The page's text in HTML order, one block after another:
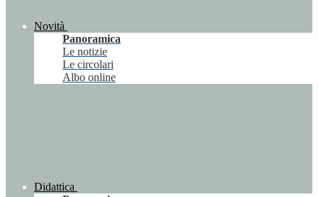
Novità
Panoramica
Le notizie
Le circolari
Albo online
Didattica